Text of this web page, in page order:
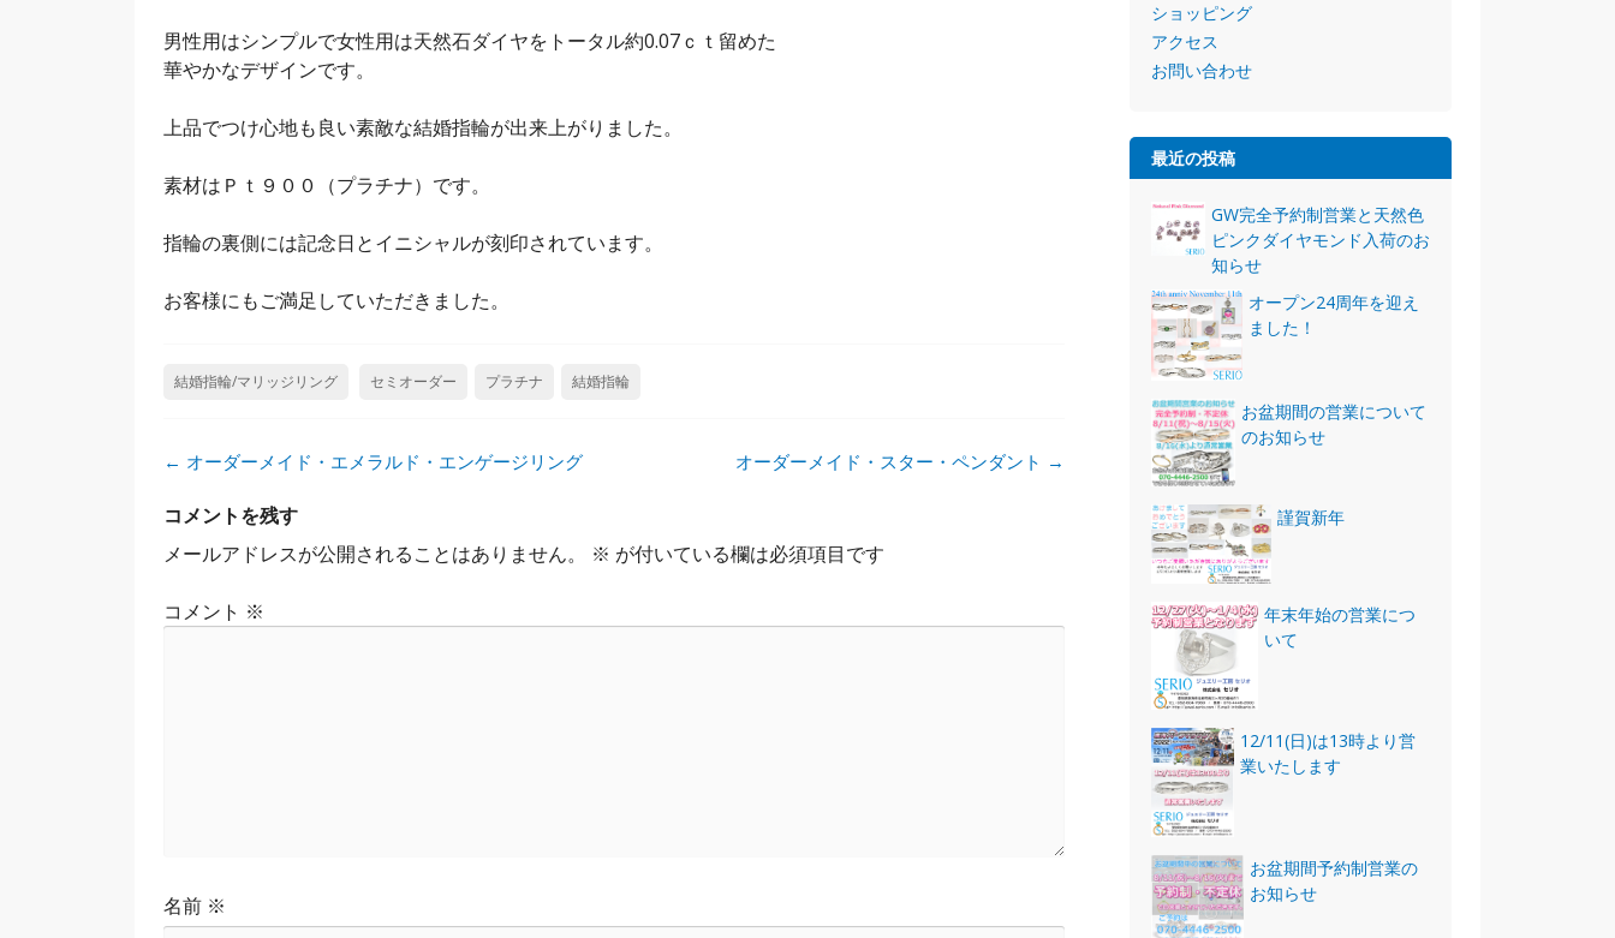
男性用はシンプルで女性用は天然石ダイヤをトータル約0.07ｃｔ留めた
華やかなデザインです。
上品でつけ心地も良い素敵な結婚指輪が出来上がりました。
素材はＰｔ９００（プラチナ）です。
指輪の裏側には記念日とイニシャルが刻印されています。
お客様にもご満足していただきました。
結婚指輪/マリッジリング セミオーダー プラチナ 結婚指輪
投
ナ
ゲ
シ
← オーダーメイド・エメラルド・エンゲージリング オーダーメイド・スター・ペンダント →
コメントを残す
メールアドレスが公開されることはありません。
※ が付いている欄は必須項目です
コメント ※
名前 ※
ショッピング
アクセス
お問い合わせ
最近の投稿
GW完全予約制営業と天然色
ピンクダイヤモンド入荷のお
知らせ
オープン24周年を迎え
ました！
お盆期間の営業について
のお知らせ
謹賀新年
年末年始の営業につ
いて
12/11(日)は13時より営
業いたします
お盆期間予約制営業の
お知らせ